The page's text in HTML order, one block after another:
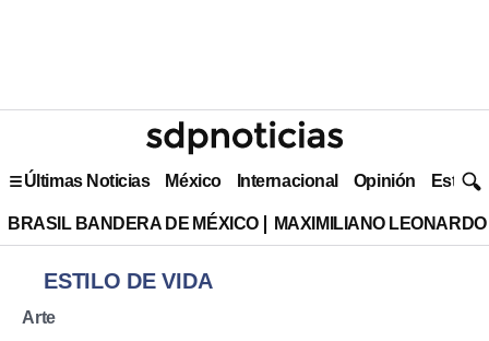
Últimas Noticias México Internacional Opinión Estilo
BRASIL BANDERA DE MÉXICO MAXIMILIANO
ESTILO DE VIDA
Arte